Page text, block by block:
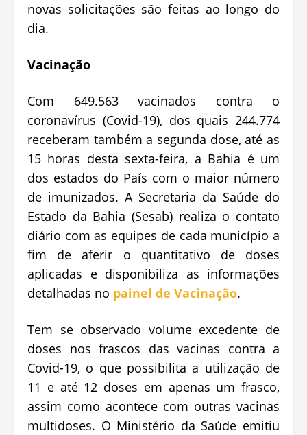
novas solicitações são feitas ao longo do
dia.
Vacinação
Com 649.563 vacinados contra o
coronavírus (Covid-19), dos quais 244.774
receberam também a segunda dose, até as
15 horas desta sexta-feira, a Bahia é um
dos estados do País com o maior número
de imunizados. A Secretaria da Saúde do
Estado da Bahia (Sesab) realiza o contato
diário com as equipes de cada município a
fim de aferir o quantitativo de doses
aplicadas e disponibiliza as informações
detalhadas no painel de Vacinação.
Tem se observado volume excedente de
doses nos frascos das vacinas contra a
Covid-19, o que possibilita a utilização de
11 e até 12 doses em apenas um frasco,
assim como acontece com outras vacinas
multidoses. O Ministério da Saúde emitiu